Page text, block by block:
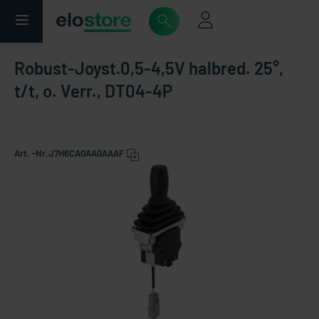
Robust-Joyst.0,5-4,5V halbred. 25°,
t/t, o. Verr., DT04-4P
Art. -Nr. J7H6CA0AA0AAAF